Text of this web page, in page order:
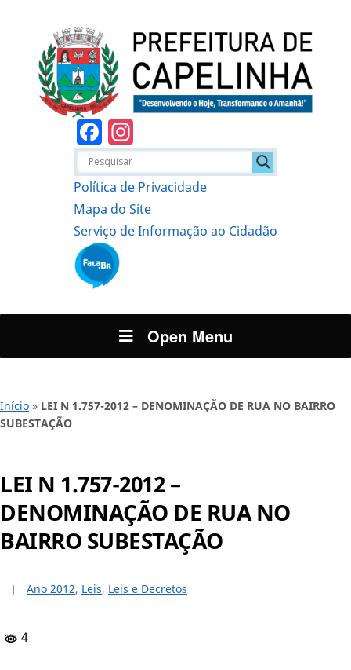
Facebook
Política de Privacidade
Mapa do Site
Serviço de Informação ao Cidadão
Open Menu
Início » LEI N 1.757-2012 – DENOMINAÇÃO DE RUA NO BAIRRO
SUBESTAÇÃO
LEI N 1.757-2012 –
DENOMINAÇÃO DE RUA NO
BAIRRO SUBESTAÇÃO
Ano 2012, Leis, Leis e Decretos
4